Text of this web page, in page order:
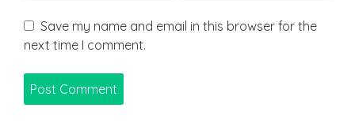
Save my name and email in this browser for the
next time I comment.